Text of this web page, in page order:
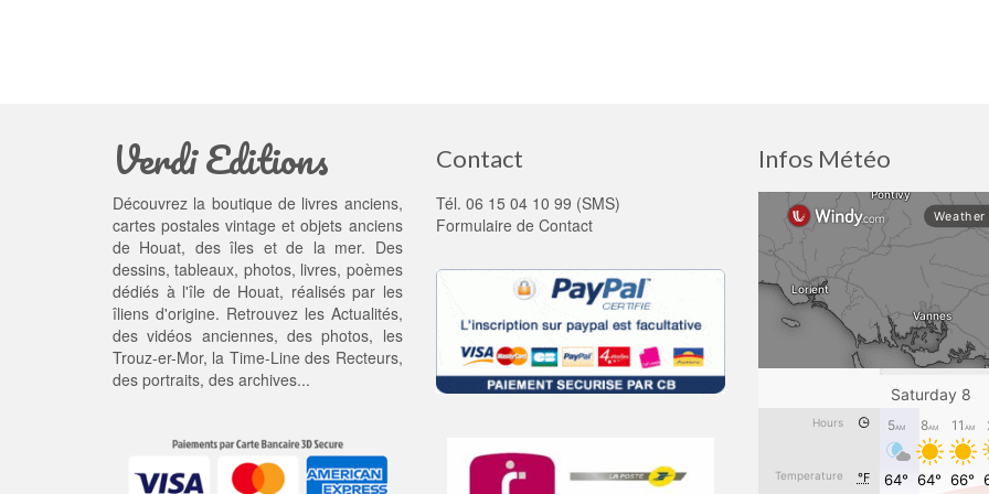
Verdi Editions
Découvrez la boutique de livres anciens,
cartes postales vintage et objets anciens
de Houat, des îles et de la mer. Des
dessins, tableaux, photos, livres, poèmes
dédiés à l'île de Houat, réalisés par les
îliens d'origine. Retrouvez les Actualités,
desvidéos anciennes, desphotos, les
Trouz-er-Mor, la Time-Line des Recteurs,
des portraits, des archives...
Contact
Tél. 06 15 04 10 99 (SMS)
Formulaire de Contact
Infos Météo